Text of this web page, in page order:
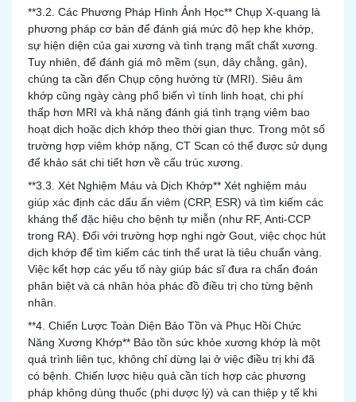
**3.2. Các Phương Pháp Hình Ảnh Học** Chụp X-quang là
phương pháp cơ bản để đánh giá mức độ hẹp khe khớp,
sự hiện diện của gai xương và tình trạng mất chất xương.
Tuy nhiên, để đánh giá mô mềm (sụn, dây chằng, gân),
chúng ta cần đến Chụp cộng hưởng từ (MRI). Siêu âm
khớp cũng ngày càng phổ biến vì tính linh hoạt, chi phí
thấp hơn MRI và khả năng đánh giá tình trạng viêm bao
hoạt dịch hoặc dịch khớp theo thời gian thực. Trong một số
trường hợp viêm khớp nặng, CT Scan có thể được sử dụng
để khảo sát chi tiết hơn về cấu trúc xương.
**3.3. Xét Nghiệm Máu và Dịch Khớp** Xét nghiệm máu
giúp xác định các dấu ấn viêm (CRP, ESR) và tìm kiếm các
kháng thể đặc hiệu cho bệnh tự miễn (như RF, Anti-CCP
trong RA). Đối với trường hợp nghi ngờ Gout, việc chọc hút
dịch khớp để tìm kiếm các tinh thể urat là tiêu chuẩn vàng.
Việc kết hợp các yếu tố này giúp bác sĩ đưa ra chẩn đoán
phân biệt và cá nhân hóa phác đồ điều trị cho từng bệnh
nhân.
**4. Chiến Lược Toàn Diện Bảo Tồn và Phục Hồi Chức
Năng Xương Khớp** Bảo tồn sức khỏe xương khớp là một
quá trình liên tục, không chỉ dừng lại ở việc điều trị khi đã
có bệnh. Chiến lược hiệu quả cần tích hợp các phương
pháp không dùng thuốc (phi dược lý) và can thiệp y tế khi